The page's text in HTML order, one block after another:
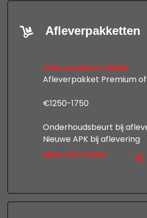
Afleverpakketten
Afleverpakket middel
Afleverpakket Premium of
€1250-1750
Onderhoudsbeurt bij
Nieuwe APK bij aflevering
12 maanden uitgebreide
Professionele poetsbeurt
kijk op
Meer informatie €